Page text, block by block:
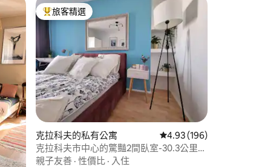
旅客精選榜首
旅客精選
克拉科夫的私有公寓 從 196 則評價中獲得
4.93 (196)
克拉科夫市中心的驚豔2間臥室-30.3公里至
主廣場
親子友善 · 性價比 · 入住